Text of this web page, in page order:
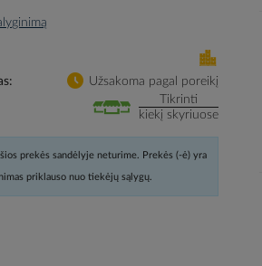
Užsakoma pagal poreikį
Tikrinti
kiekį skyriuose
prekės sandėlyje neturime. Prekės (-ė) yra
priklauso nuo tiekėjų sąlygų.